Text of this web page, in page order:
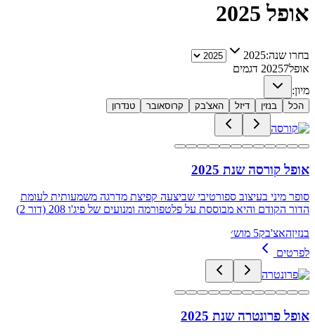
אופל 2025
בחרו שנה:2025
אופל 20257
דגמים
מיון:
הכל בנזין דיזל האצ'בק קרוסאובר טנדרון
אופל קורסה שנת 2025
סופר מיני בעיצוב ספורטיבי שביצעה קפיצת מדרגה משמעותית לעומת
הדור הקודם והיא מבוססת על פלטפורמה ומנועים של פיג'ו 208 (דור 2)
בנזיןהאצ'בק5 מוש׳
לפרטים
אופל פרונטרה שנת 2025